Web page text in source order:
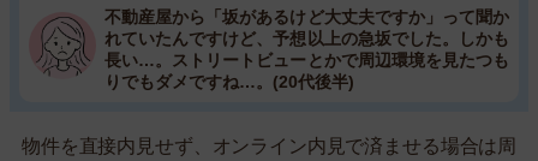
不動産屋から「坂があるけど大丈夫ですか」って聞か
れていたんですけど、予想以上の急坂でした。しかも
長い…。ストリートビューとかで周辺環境を見たつも
りでもダメですね…。(20代後半)
物件を直接内見せず、オンライン内見で済ませる場合は周